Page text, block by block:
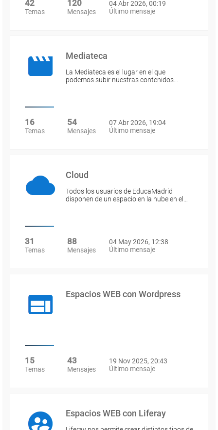
42
Temas
120
Mensajes
04 Abr 2026, 00:19
Último mensaje
Mediateca
La Mediateca es el lugar en el que
podemos subir nuestras contenidos…
16
Temas
54
Mensajes
07 Abr 2026, 19:04
Último mensaje
Cloud
Todos los usuarios de EducaMadrid
disponen de un espacio en la nube en el…
31
Temas
88
Mensajes
04 May 2026, 12:38
Último mensaje
Espacios WEB con Wordpress
15
Temas
43
Mensajes
19 Nov 2025, 20:43
Último mensaje
Espacios WEB con Liferay